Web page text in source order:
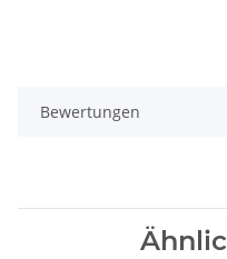
Bewertungen